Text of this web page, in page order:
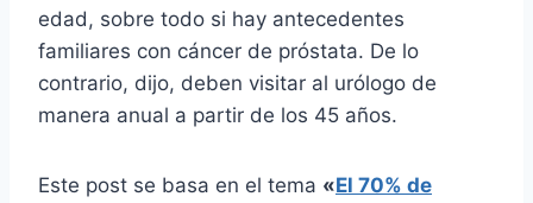
edad, sobre todo si hay antecedentes
familiares con cáncer de próstata. De lo
contrario, dijo, deben visitar al urólogo de
manera anual a partir de los 45 años.
Este post se basa en el tema «El 70% de